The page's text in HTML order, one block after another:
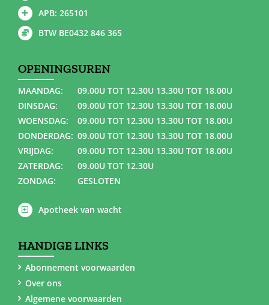
APB: 265101
BTW BE0432 846 365
OPENINGSUREN
MAANDAG:
09.00U TOT 12.30U 13.30U TOT 18.00U
DINSDAG:
09.00U TOT 12.30U 13.30U TOT 18.00U
WOENSDAG:
09.00U TOT 12.30U 13.30U TOT 18.00U
DONDERDAG: 09.00U TOT 12.30U 13.30U TOT 18.00U
VRIJDAG:
09.00U TOT 12.30U 13.30U TOT 18.00U
ZATERDAG:
09.00U TOT 12.30U
ZONDAG:
GESLOTEN
Apotheek van wacht
HANDIGE LINKS
Abonnement voorwaarden
Over ons
Algemene voorwaarden